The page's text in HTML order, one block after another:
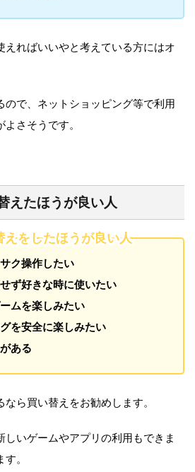
えればいいやと考えている方にはオ
ので、ネットショッピング等で利用
さそうです。
えたほうが良い人
をしたほうが良い人
ク操作したい
ず好きな時に使いたい
ムを楽しみたい
を安全に楽しみたい
ある
ら買い替えをお勧めします。
しいゲームやアプリの利用もできま
。